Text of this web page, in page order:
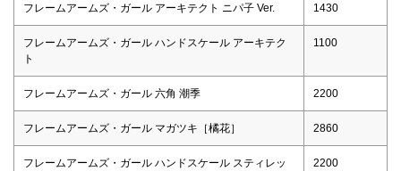
フレームアームズ・ガール アーキテクト ニパ子 Ver. 1430
フレームアームズ・ガール ハンドスケール アーキテク
ト
1100
フレームアームズ・ガール 六角 潮季 2200
フレームアームズ・ガール マガツキ［橘花］ 2860
フレームアームズ・ガール ハンドスケール スティレッ
2200